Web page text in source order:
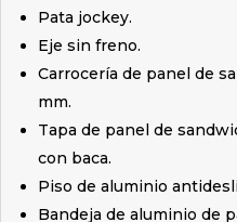
Pata jockey.
Eje sin freno.
Carrocería de panel de
mm.
Tapa de panel de
con baca.
Piso de aluminio
Bandeja de aluminio de